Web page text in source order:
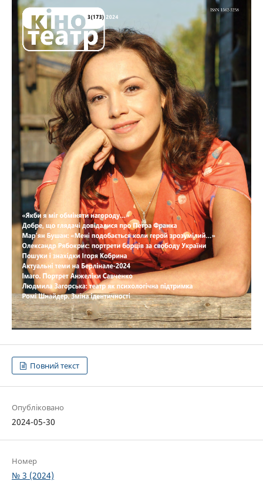
Повний текст
Опубліковано
2024-05-30
Номер
№ 3 (2024)